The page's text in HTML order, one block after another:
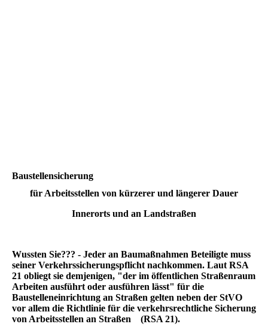
Baustellensicherung
für Arbeitsstellen von kürzerer und längerer Dauer
Innerorts und an Landstraßen
Wussten Sie??? - Jeder an Baumaßnahmen Beteiligte muss
seiner Verkehrssicherungspflicht nachkommen. Laut RSA
21 obliegt sie demjenigen, "der im öffentlichen Straßenraum
Arbeiten ausführt oder ausführen lässt" für die
Baustelleneinrichtung an Straßen gelten neben der StVO
vor allem die Richtlinie für die verkehrsrechtliche Sicherung
von Arbeitsstellen an Straßen (RSA 21).